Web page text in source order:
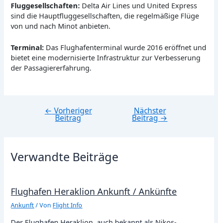
Fluggesellschaften: Delta Air Lines und United Express
sind die Hauptfluggesellschaften, die regelmäßige Flüge
von und nach Minot anbieten.
Terminal: Das Flughafenterminal wurde 2016 eröffnet und
bietet eine modernisierte Infrastruktur zur Verbesserung
der Passagiererfahrung.
Beitragsnavigation
← Vorheriger
Beitrag
Nächster
Beitrag→
Verwandte Beiträge
Flughafen Heraklion Ankunft / Ankünfte
Ankunft/ Von Flight Info